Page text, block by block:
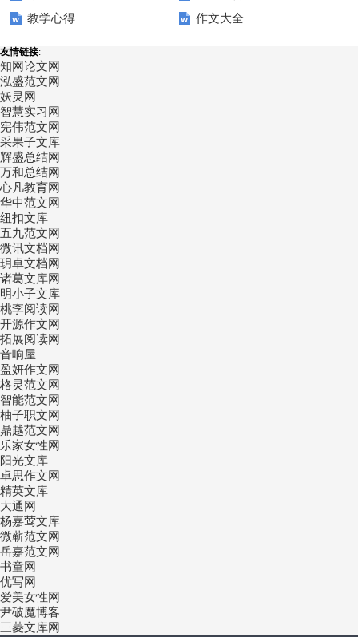
教学心得
作文大全
友情链接:
知网论文网
泓盛范文网
妖灵网
智慧实习网
宪伟范文网
采果子文库
辉盛总结网
万和总结网
心凡教育网
华中范文网
纽扣文库
五九范文网
微讯文档网
玥卓文档网
诸葛文库网
明小子文库
桃李阅读网
开源作文网
拓展阅读网
音响屋
盈妍作文网
格灵范文网
智能范文网
柚子职文网
鼎越范文网
乐家女性网
阳光文库
卓思作文网
精英文库
大通网
杨嘉莺文库
微蕲范文网
岳嘉范文网
书童网
优写网
爱美女性网
尹破魔博客
三菱文库网